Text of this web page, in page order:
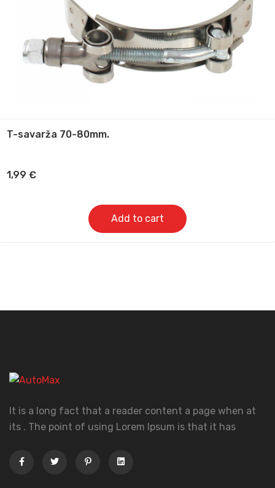
T-savarža 70-80mm.
1,99 €
Add to cart
It is a long fact that a reader content a page when at
its . The point of using Lorem Ipsum is that it has